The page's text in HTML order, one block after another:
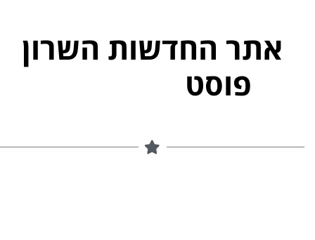
אתר החדשות השרון
פוסט